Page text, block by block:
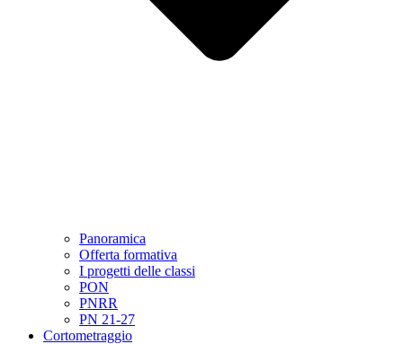
Panoramica
Offerta formativa
I progetti delle classi
PON
PNRR
PN 21-27
Cortometraggio